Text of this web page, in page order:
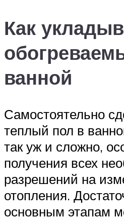
Как
ванной
Самостоятельно
теплый пол в
так уж и сложно,
получения всех
разрешений на
отопления.
основным этапам